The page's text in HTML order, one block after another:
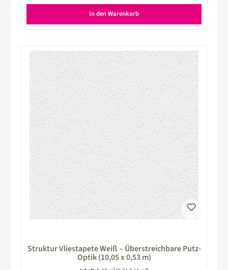
In den Warenkorb
Struktur Vliestapete Weiß – Überstreichbare Putz-
Optik (10,05 x 0,53 m)